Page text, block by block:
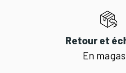
Retour et
En